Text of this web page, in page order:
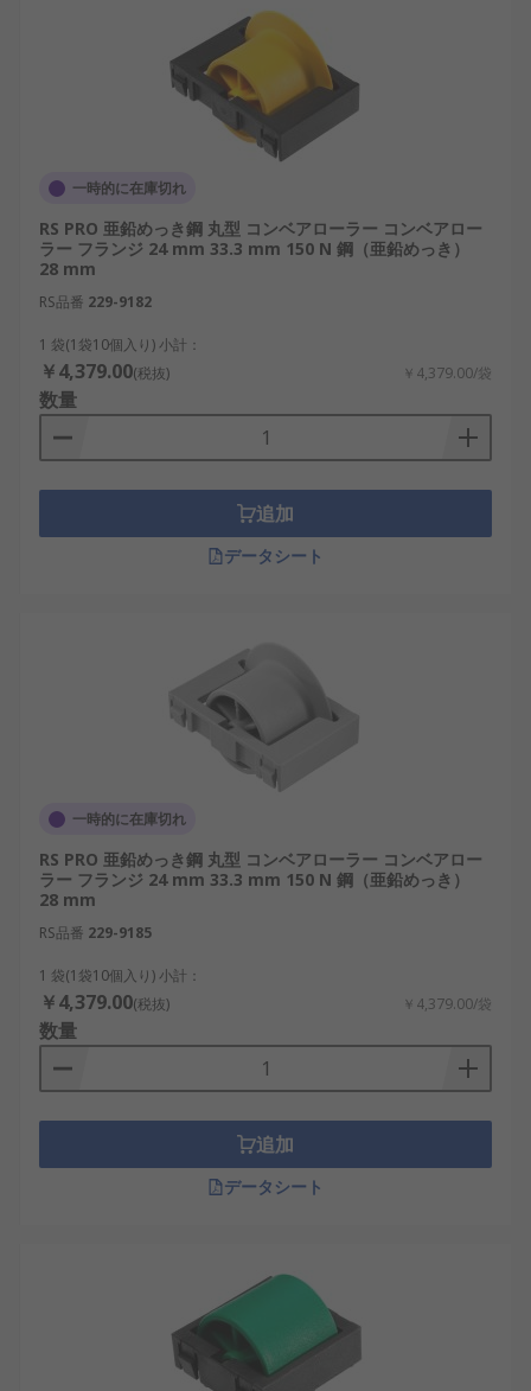
一時的に在庫切れ
RS PRO 亜鉛めっき鋼 丸型 コンベアローラー コンベアロー
ラー フランジ 24 mm 33.3 mm 150 N 鋼（亜鉛めっき）
28 mm
RS品番 229-9182
1 袋(1袋10個入り) 小計：
￥4,379.00(税抜) ￥4,379.00/袋
数量
追加
データシート
一時的に在庫切れ
RS PRO 亜鉛めっき鋼 丸型 コンベアローラー コンベアロー
ラー フランジ 24 mm 33.3 mm 150 N 鋼（亜鉛めっき）
28 mm
RS品番 229-9185
1 袋(1袋10個入り) 小計：
￥4,379.00(税抜) ￥4,379.00/袋
数量
追加
データシート